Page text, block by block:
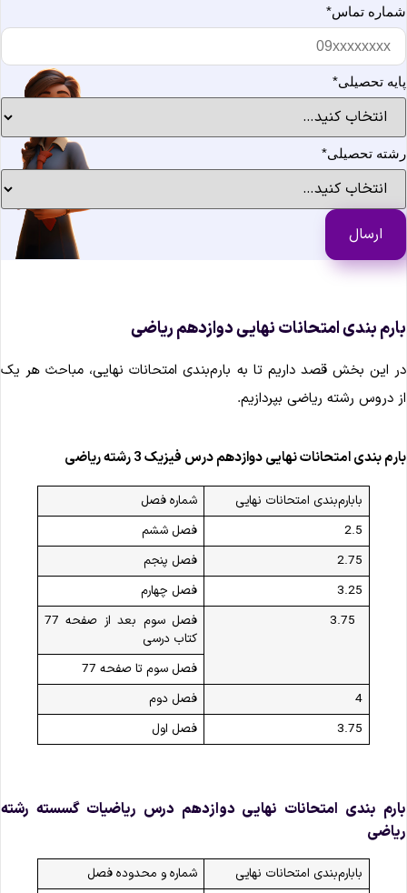
تماس *
تحصیلی *
تحصیلی *
بندی امتحانات نهایی دوازدهم ریاضی
این بخش قصد داریم تا به بارم‌بندی امتحانات نهایی، مباحث هر یک
دروس رشته ریاضی بپردازیم.
بندی امتحانات نهایی دوازدهم درس فیزیک 3 رشته ریاضی
بابارم‌بندی امتحانات نهایی
شماره فصل
2.5
فصل ششم
2.75
فصل پنجم
3.25
فصل چهارم
فصل سوم بعد از صفحه 77
کتاب درسی
فصل سوم تا صفحه 77
4
فصل دوم
3.75
فصل اول
بندی امتحانات نهایی دوازدهم درس ریاضیات گسسته رشته
بابارم‌بندی امتحانات نهایی
شماره و محدوده فصل